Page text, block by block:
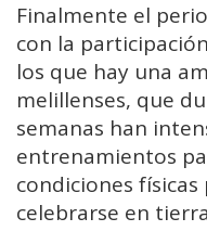
Finalmente el
con la
los que hay una
melillenses, que
semanas han
entrenamientos
condiciones
celebrarse en